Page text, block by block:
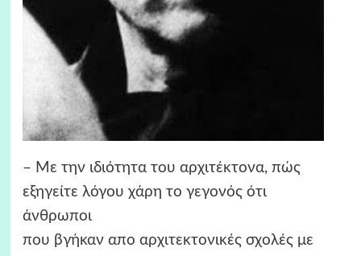
– Με την ιδιότητα του αρχιτέκτονα, πώς
εξηγείτε λόγου χάρη το γεγονός ότι
άνθρωποι
που βγήκαν απο αρχιτεκτονικές σχολές με